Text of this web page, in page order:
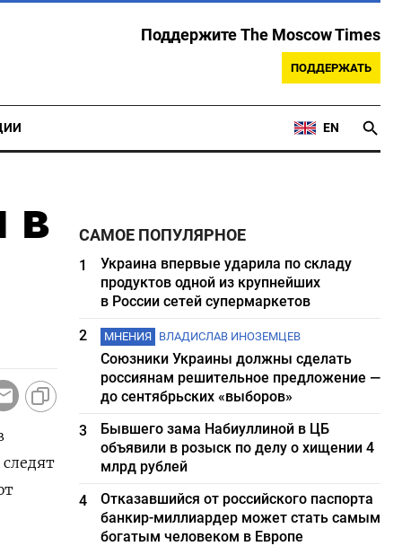
Поддержите The Moscow Times
ПОДДЕРЖАТЬ
EN
в САМОЕ ПОПУЛЯРНОЕ
1
Украина впервые ударила по складу
продуктов одной из крупнейших
в России сетей супермаркетов
2
МНЕНИЯ ВЛАДИСЛАВ ИНОЗЕМЦЕВ
Союзники Украины должны сделать
россиянам решительное предложение —
до сентябрьских «выборов»
3
Бывшего зама Набиуллиной в ЦБ
объявили в розыск по делу о хищении 4
млрд рублей
4
Отказавшийся от российского паспорта
банкир-миллиардер может стать самым
богатым человеком в Европе